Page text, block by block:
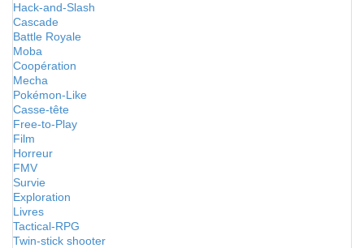
Hack-and-Slash
Cascade
Battle Royale
Moba
Coopération
Mecha
Pokémon-Like
Casse-tête
Free-to-Play
Film
Horreur
FMV
Survie
Exploration
Livres
Tactical-RPG
Twin-stick shooter